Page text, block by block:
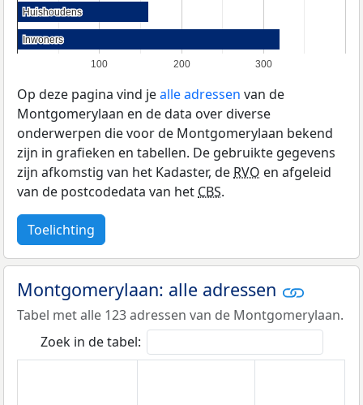
100 200 300
Huishoudens
Huishoudens
Inwoners
Inwoners
Op deze pagina vind jealle adressen van de
Montgomerylaan en de data over diverse
onderwerpen die voor de Montgomerylaan bekend
zijn in grafieken en tabellen. De gebruikte gegevens
zijn afkomstig van het Kadaster, deRVO en afgeleid
van de postcodedata van hetCBS.
Toelichting
Montgomerylaan: alle adressen
Tabel met alle 123 adressen van de Montgomerylaan.
Zoek in de tabel: